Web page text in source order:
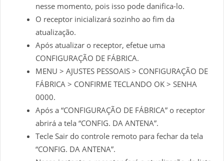
nesse momento, pois isso pode danifica-lo.
O receptor inicializará sozinho ao fim da
atualização.
Após atualizar o receptor, efetue uma
CONFIGURAÇÃO DE FÁBRICA.
MENU > AJUSTES PESSOAIS > CONFIGURAÇÃO DE
FÁBRICA > CONFIRME TECLANDO OK > SENHA
0000.
Após a “CONFIGURAÇÃO DE FÁBRICA” o receptor
abrirá a tela “CONFIG. DA ANTENA”.
Tecle Sair do controle remoto para fechar da tela
“CONFIG. DA ANTENA”.